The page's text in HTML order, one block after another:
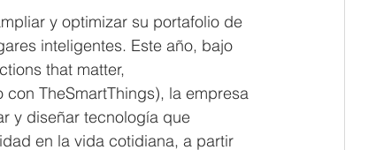
y optimizar su portafolio de
inteligentes. Este año, bajo
that matter,
TheSmartThings), la empresa
y diseñar tecnología que
en la vida cotidiana, a partir